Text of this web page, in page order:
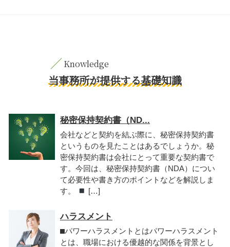
当事務所が提供する基礎知識
秘密保持契約書（ND...
会社などと契約を結ぶ際に、秘密保持契約書
というものを見たことはあるでしょうか。秘
密保持契約書は会社にとって重要な契約書で
す。今回は、秘密保持契約書（NDA）につい
て必要性や書き方のポイントなどを解説しま
す。
[…]
ハラスメント
⬛︎パワーハラスメントとはパワーハラスメント
とは、職場における優越的な関係を背景とし